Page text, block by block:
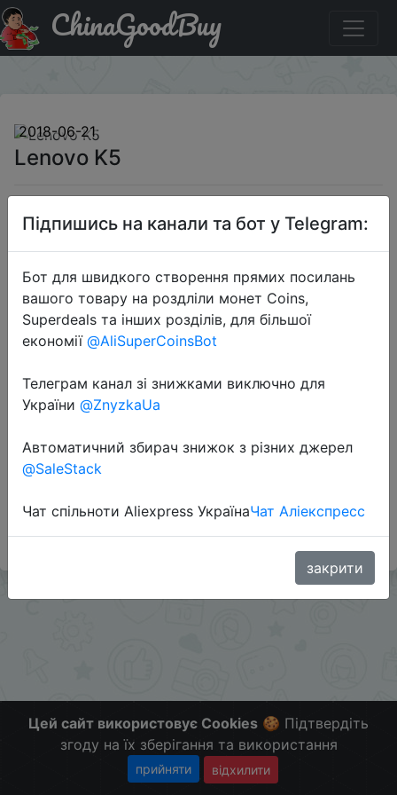
Знижка на Lenovo K5
ChinaGoodBuy
2018-06-21
Lenovo K5
$149.99
Sale
Перейти до магазину
Додаткова інформація відсутня.
Слідкуйте за знижками на мобільному, в телеграм
ZnyzhkaUA
Цей сайт використовує Cookies 🍪 Підтвердіть
згоду на їх зберігання та використання
прийняти відхилити
Підпишись на канали та бот у Telegram:
Бот для швидкого створення прямих посилань
вашого товару на роздліли монет Coins,
Superdeals та інших розділів, для більшої
економії @AliSuperCoinsBot
Телеграм канал зі знижками виключно для
України @ZnyzkaUa
Автоматичний збирач знижок з різних джерел
@SaleStack
Чат спільноти Aliexpress УкраїнаЧат Аліекспресс
закрити